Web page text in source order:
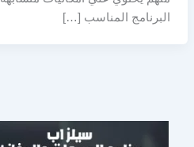
البرنامج المناسب […]